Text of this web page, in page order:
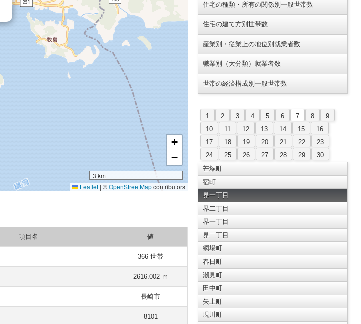
+
−
3 km
Leaflet | ©OpenStreetMapcontributors
項目名 値
366 世帯
2616.002 ｍ
長崎市
8101
住宅の種類・所有の関係別一般世帯数
住宅の建て方別世帯数
産業別・従業上の地位別就業者数
職業別（大分類）就業者数
世帯の経済構成別一般世帯数
1 2 3 4 5 6 7 8
9
10
11 12 13 14 15
16
17
18 19 20 21 22
23
24
25 26 27 28 29
30
芒塚町
宿町
界一丁目
界二丁目
界一丁目
界二丁目
網場町
春日町
潮見町
田中町
矢上町
現川町